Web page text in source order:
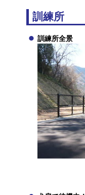
訓練所
訓練所全景